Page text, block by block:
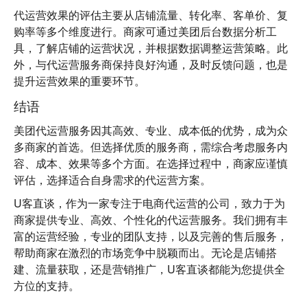
代运营效果的评估主要从店铺流量、转化率、客单价、复
购率等多个维度进行。商家可通过美团后台数据分析工
具，了解店铺的运营状况，并根据数据调整运营策略。此
外，与代运营服务商保持良好沟通，及时反馈问题，也是
提升运营效果的重要环节。
结语
美团代运营服务因其高效、专业、成本低的优势，成为众
多商家的首选。但选择优质的服务商，需综合考虑服务内
容、成本、效果等多个方面。在选择过程中，商家应谨慎
评估，选择适合自身需求的代运营方案。
U客直谈 ，作为一家专注于电商代运营的公司，致力于为
商家提供专业、高效、个性化的代运营服务。我们拥有丰
富的运营经验，专业的团队支持，以及完善的售后服务，
帮助商家在激烈的市场竞争中脱颖而出。无论是店铺搭
建、流量获取，还是营销推广，U客直谈都能为您提供全
方位的支持。